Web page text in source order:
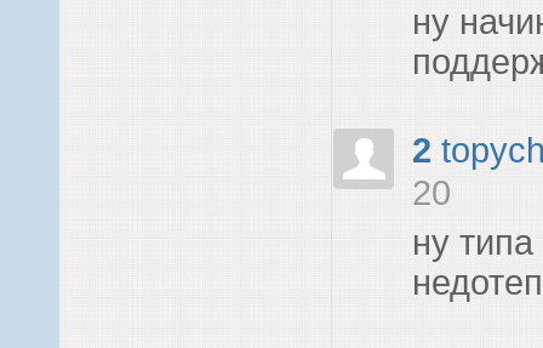
ну
2
20
ну